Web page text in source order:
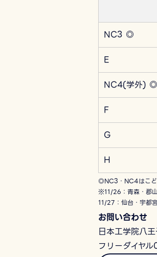
NC3 ◎
E
NC4(学外) ◎
F
G
H
◎NC3・NC4はこど
※11/26：青森・郡
11/27：仙台・宇都
お問い合わせ
日本工学院八
フリーダイヤ